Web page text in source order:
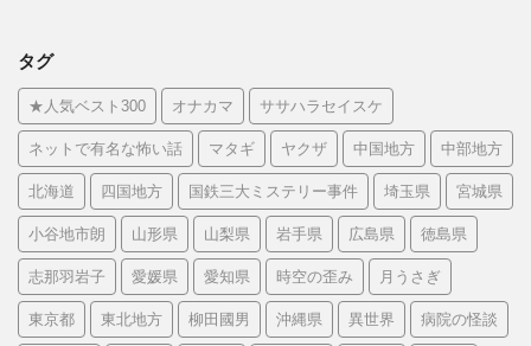
タグ
★人気ベスト300 オナカマ ササハラセイスケ
ネットで有名な怖い話 マタギ ヤクザ 中国地方 中部地方
北海道 四国地方 国鉄三大ミステリー事件 埼玉県 宮城県
小谷地市朗 山形県 山梨県 岩手県 広島県 徳島県
志那羽岩子 愛媛県 愛知県 時空の歪み 月うさぎ
東京都 東北地方 柳田國男 沖縄県 異世界 病院の怪談